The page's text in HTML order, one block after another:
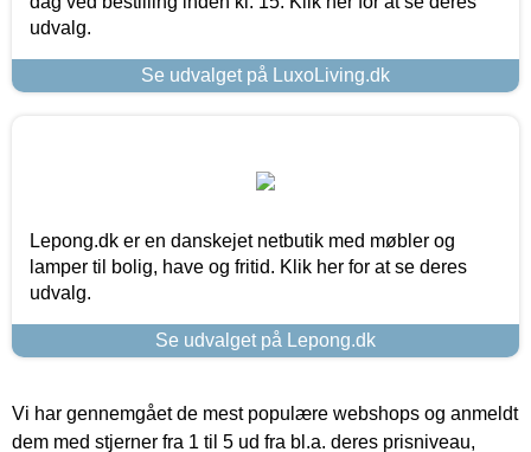
udvalg.
Se udvalget på LuxoLiving.dk
Lepong.dk er en danskejet netbutik med møbler og
lamper til bolig, have og fritid. Klik her for at se deres
udvalg.
Se udvalget på Lepong.dk
Vi har gennemgået de mest populære webshops og anmeldt
dem med stjerner fra 1 til 5 ud fra bl.a. deres prisniveau,